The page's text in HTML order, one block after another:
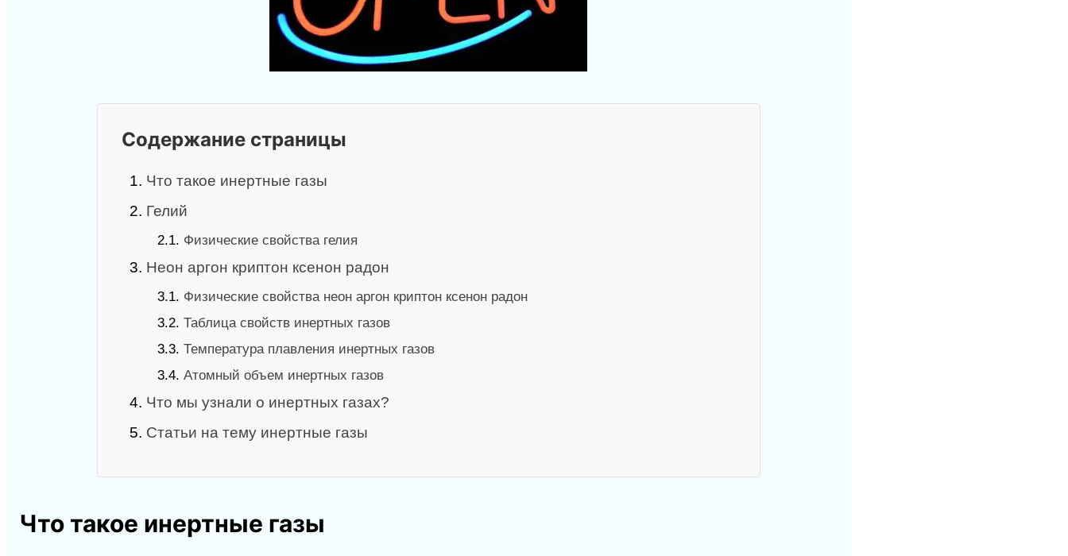
Содержание страницы
1. Что такое инертные газы
2. Гелий
2.1. Физические свойства гелия
3. Неон аргон криптон ксенон радон
3.1. Физические свойства неон аргон криптон ксенон радон
3.2. Таблица свойств инертных газов
3.3. Температура плавления инертных газов
3.4. Атомный объем инертных газов
4. Что мы узнали о инертных газах?
5. Статьи на тему инертные газы
Что такое инертные газы